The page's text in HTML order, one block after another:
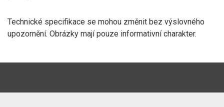
Technické specifikace se mohou změnit bez výslovného
upozornění. Obrázky mají pouze informativní charakter.